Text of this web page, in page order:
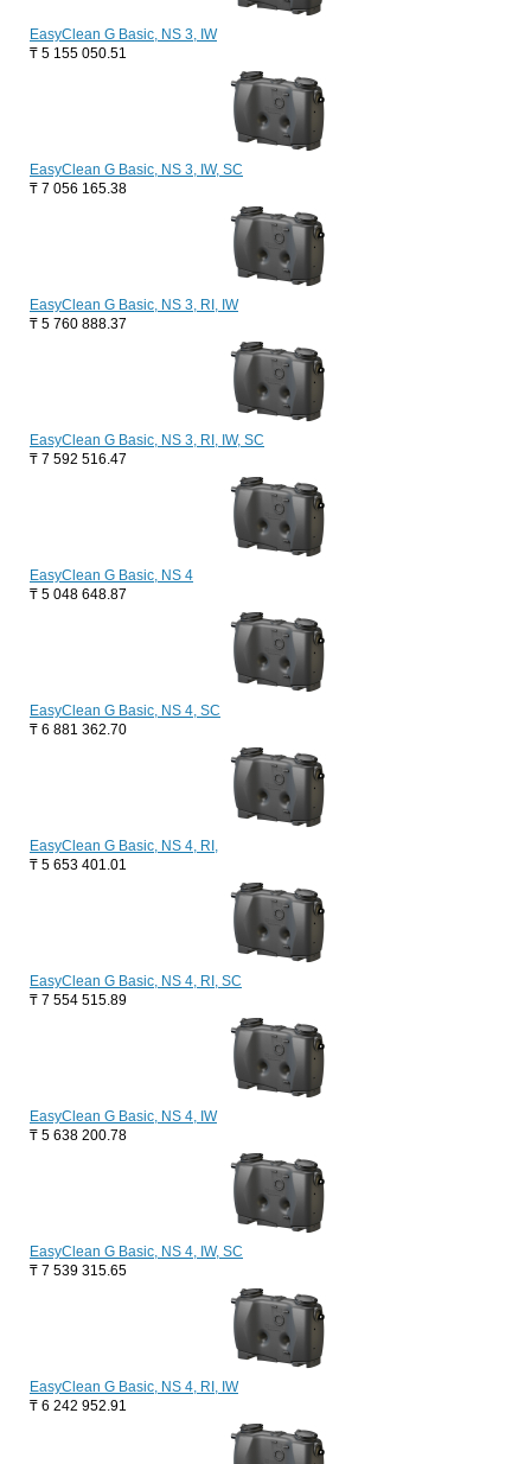
EasyClean G Basic, NS 3, IW
₸ 5 155 050.51
EasyClean G Basic, NS 3, IW, SC
₸ 7 056 165.38
EasyClean G Basic, NS 3, RI, IW
₸ 5 760 888.37
EasyClean G Basic, NS 3, RI, IW, SC
₸ 7 592 516.47
EasyClean G Basic, NS 4
₸ 5 048 648.87
EasyClean G Basic, NS 4, SC
₸ 6 881 362.70
EasyClean G Basic, NS 4, RI,
₸ 5 653 401.01
EasyClean G Basic, NS 4, RI, SC
₸ 7 554 515.89
EasyClean G Basic, NS 4, IW
₸ 5 638 200.78
EasyClean G Basic, NS 4, IW, SC
₸ 7 539 315.65
EasyClean G Basic, NS 4, RI, IW
₸ 6 242 952.91